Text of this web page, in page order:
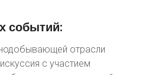
событий:
отрасли
с участием